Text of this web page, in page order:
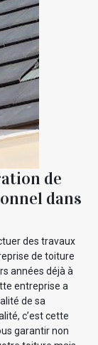
de
dans
des travaux
de toiture
années déjà à
entreprise a
de sa
c’est cette
garantir non